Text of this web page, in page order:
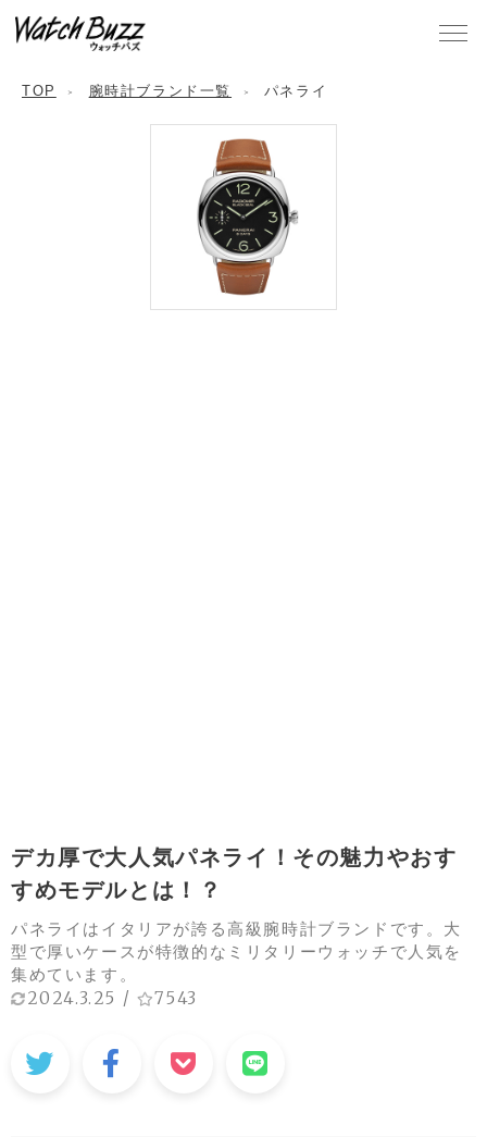
TOP 腕時計ブランド一覧 パネライ
デカ厚で大人気パネライ！その魅力やおす
すめモデルとは！？
パネライはイタリアが誇る高級腕時計ブランドです。大
型で厚いケースが特徴的なミリタリーウォッチで人気を
集めています。
2024.3.25 / 7543